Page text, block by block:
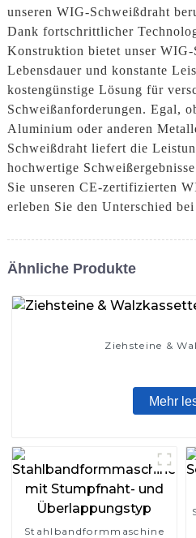
unseren WIG-Schweißdraht
Dank fortschrittlicher
Konstruktion bietet unser WIG-
Lebensdauer und konstante
kostengünstige Lösung für
Schweißanforderungen. Egal,
Aluminium oder anderen
Schweißdraht liefert die
hochwertige
Sie unseren CE-zertifizierten
erleben Sie den Unterschied
Ähnliche Produkte
Ziehsteine ​​&
Mehr
Stahlbandformmaschine